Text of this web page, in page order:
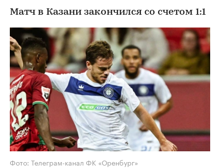
Матч в Казани закончился со счетом 1:1
Фото: Телеграм-канал ФК «Оренбург»